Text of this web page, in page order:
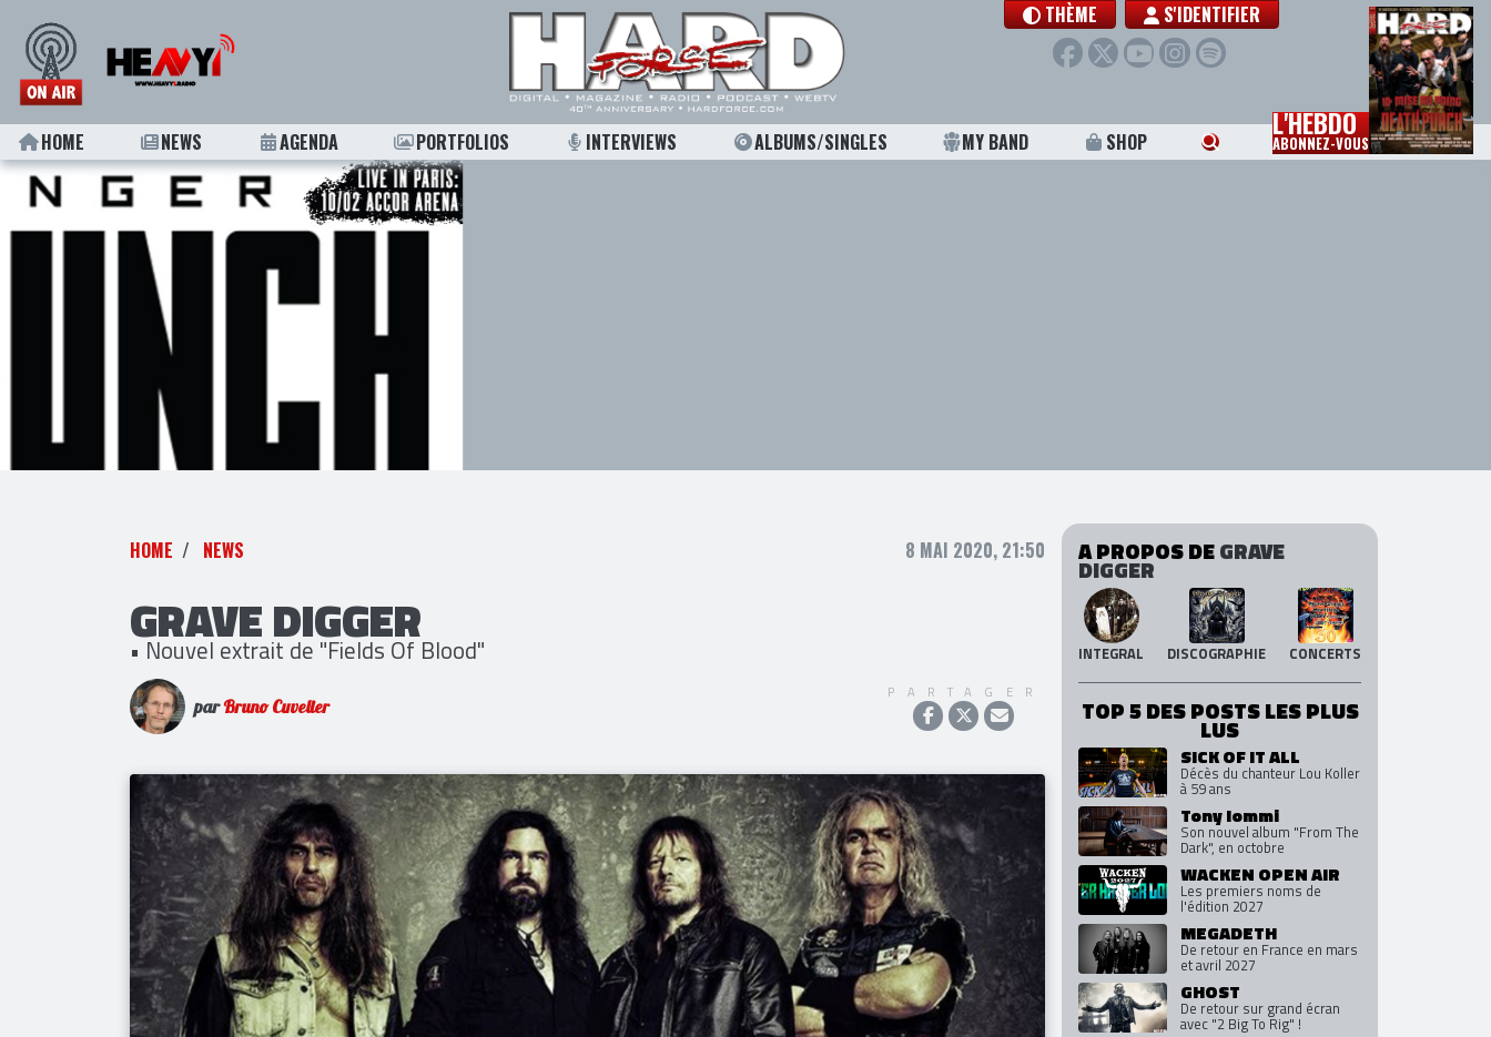
THÈME S'IDENTIFIER
HOME NEWS AGENDA PORTFOLIOS INTERVIEWS ALBUMS/SINGLES MY BAND SHOP L'HEBDO
ABONNEZ-VOUS
HOME NEWS 8 MAI 2020, 21:50
GRAVE DIGGER
• Nouvel extrait de "Fields Of Blood"
parBruno Cuvelier
PARTAGER
A PROPOS DEGRAVE
DIGGER
INTEGRAL DISCOGRAPHIE CONCERTS
TOP 5 DES POSTS LES PLUS
LUS
SICK OF IT ALL
Décès du chanteur Lou Koller
à 59 ans
Tony Iommi
Son nouvel album "From The
Dark", en octobre
WACKEN OPEN AIR
Les premiers noms de
l'édition 2027
MEGADETH
De retour en France en mars
et avril 2027
GHOST
De retour sur grand écran
avec "2 Big To Rig" !